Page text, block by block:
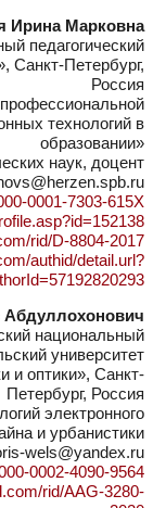
Ирина Марковна
педагогический
Санкт-Петербург,
Россия
технологий в
образовании»
наук, доцент
0001-7303-615X
rid/D-8804-2017
authid/detail.url?
Абдуллохонович
национальный
университет
и оптики», Санкт-
Петербург, Россия
электронного
и урбанистики
wels@yandex.ru
0002-4090-9564
rid/AAG-3280-